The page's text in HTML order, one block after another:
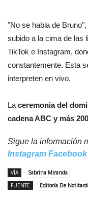
"No se habla de
subido a la cima de las
TikTok e Instagram,
constantemente. Esta
interpreten en vivo.
La ceremonia del
cadena ABC y más
Sigue la información
Instagram Facebook
VÍA
Sabrina Miranda
FUENTE
Editoría De